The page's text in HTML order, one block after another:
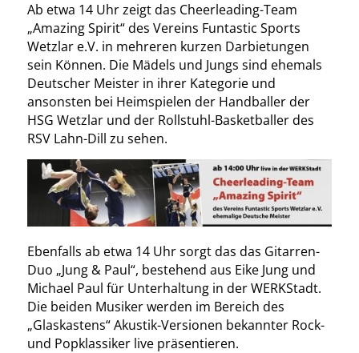
Ab etwa 14 Uhr zeigt das Cheerleading-Team
„Amazing Spirit“ des Vereins Funtastic Sports
Wetzlar e.V. in mehreren kurzen Darbietungen
sein Können. Die Mädels und Jungs sind ehemals
Deutscher Meister in ihrer Kategorie und
ansonsten bei Heimspielen der Handballer der
HSG Wetzlar und der Rollstuhl-Basketballer des
RSV Lahn-Dill zu sehen.
Ebenfalls ab etwa 14 Uhr sorgt das das Gitarren-
Duo „Jung & Paul“, bestehend aus Eike Jung und
Michael Paul für Unterhaltung in der WERKStadt.
Die beiden Musiker werden im Bereich des
„Glaskastens“ Akustik-Versionen bekannter Rock-
und Popklassiker live präsentieren.